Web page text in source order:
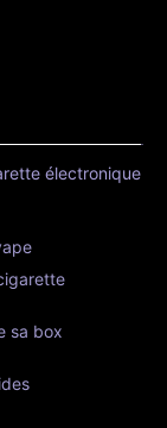
électronique
sa box